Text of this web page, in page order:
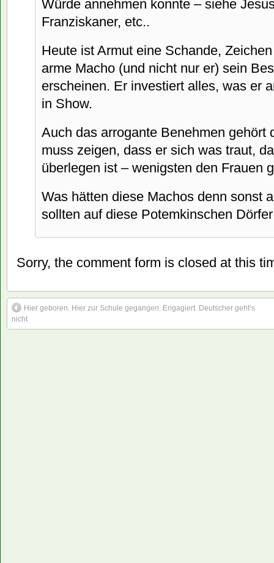
Würde annehmen konnte – siehe
Franziskaner, etc..
Heute ist Armut eine Schande,
arme Macho (und nicht nur er) sein
erscheinen. Er investiert alles, was er
in Show.
Auch das arrogante Benehmen gehört
muss zeigen, dass er sich was traut,
überlegen ist – wenigsten den Frauen
Was hätten diese Machos denn sonst
sollten auf diese Potemkinschen
Sorry, the comment form is closed at this
Hier geboren. Hier zur Schule gegangen. Engagiert. Deutscher geht’s
nicht